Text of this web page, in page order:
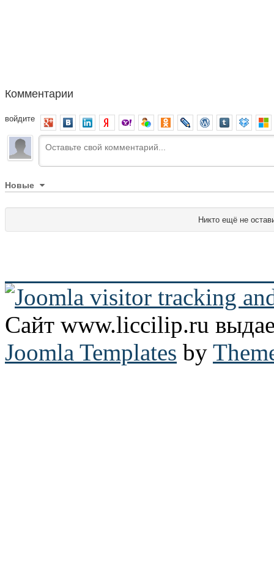
Комментарии
войдите
Новые
Никто ещё не
Сайт www.liccilip.ru
Joomla Templates by